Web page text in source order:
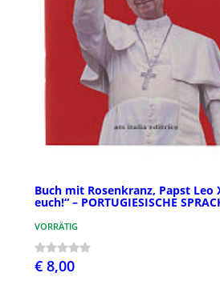
Buch mit Rosenkranz, Papst Leo
euch!“ – PORTUGIESISCHE
VORRÄTIG
€ 8,00